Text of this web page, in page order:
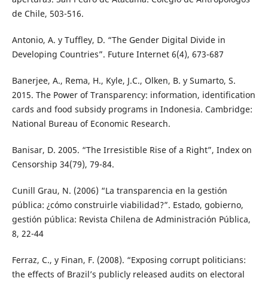
de Chile, 503-516.
Antonio, A. y Tuffley, D. “The Gender Digital Divide in
Developing Countries”. Future Internet 6(4), 673-687
Banerjee, A., Rema, H., Kyle, J.C., Olken, B. y Sumarto, S.
2015. The Power of Transparency: information, identification
cards and food subsidy programs in Indonesia. Cambridge:
National Bureau of Economic Research.
Banisar, D. 2005. “The Irresistible Rise of a Right”, Index on
Censorship 34(79), 79-84.
Cunill Grau, N. (2006) “La transparencia en la gestión
pública: ¿cómo construirle viabilidad?”. Estado, gobierno,
gestión pública: Revista Chilena de Administración Pública,
8, 22-44
Ferraz, C., y Finan, F. (2008). “Exposing corrupt politicians:
the effects of Brazil’s publicly released audits on electoral